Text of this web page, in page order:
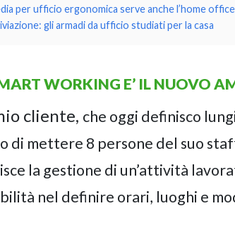
per ufficio ergonomica serve anche l’home office
gli armadi da ufficio studiati per la casa
WORKING E’ IL NUOVO
cliente, che oggi definisco
di mettere 8 persone del suo
la gestione di un’attività
nel definire orari, luoghi e